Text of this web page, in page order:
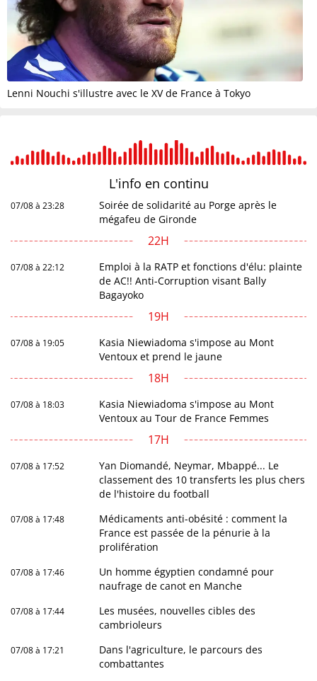
Lenni Nouchi s'illustre avec le XV de France à Tokyo
L'info en continu
07/08 à 23:28
Soirée de solidarité au Porge après le
mégafeu de Gironde
22H
07/08 à 22:12
Emploi à la RATP et fonctions d'élu: plainte
de AC!! Anti-Corruption visant Bally
Bagayoko
19H
07/08 à 19:05
Kasia Niewiadoma s'impose au Mont
Ventoux et prend le jaune
18H
07/08 à 18:03
Kasia Niewiadoma s'impose au Mont
Ventoux au Tour de France Femmes
17H
07/08 à 17:52
Yan Diomandé, Neymar, Mbappé... Le
classement des 10 transferts les plus chers
de l'histoire du football
07/08 à 17:48
Médicaments anti-obésité : comment la
France est passée de la pénurie à la
prolifération
07/08 à 17:46
Un homme égyptien condamné pour
naufrage de canot en Manche
07/08 à 17:44
Les musées, nouvelles cibles des
cambrioleurs
07/08 à 17:21
Dans l'agriculture, le parcours des
combattantes